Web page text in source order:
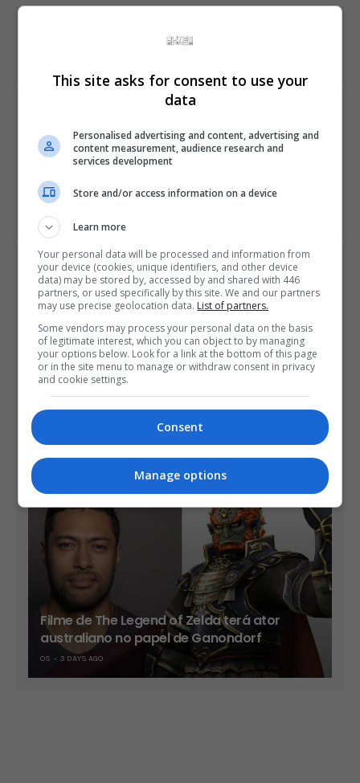
Microsoft estaria em negociações para comprar estúdio
da rival Sony
NEXT ARTICLE
ÚLTIMAS NOTÍCIAS
Take-Two diz que sua vendas já são mais
de 90% no formato digital
Filme de The Legend of Zelda terá ator
australiano no papel de Ganondorf
OS 3 DAYS AGO
This site asks for consent to use your
data
Personalised advertising and content, advertising and
content measurement, audience research and
services development
Store and/or access information on a device
Learn more
Your personal data will be processed and information from
your device (cookies, unique identifiers, and other device
data) may be stored by, accessed by and shared with 446
partners, or used specifically by this site. We and our partners
may use precise geolocation data. List of partners.
Some vendors may process your personal data on the basis
of legitimate interest, which you can object to by managing
your options below. Look for a link at the bottom of this page
or in the site menu to manage or withdraw consent in privacy
and cookie settings.
Consent
Manage options